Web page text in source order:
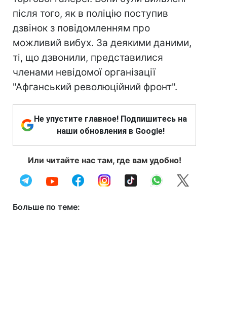
після того, як в поліцію поступив
дзвінок з повідомленням про
можливий вибух. За деякими даними,
ті, що дзвонили, представилися
членами невідомої організації
"Афганський революційний фронт".
Не упустите главное! Подпишитесь на
наши обновления в Google!
Или читайте нас там, где вам удобно!
Больше по теме: